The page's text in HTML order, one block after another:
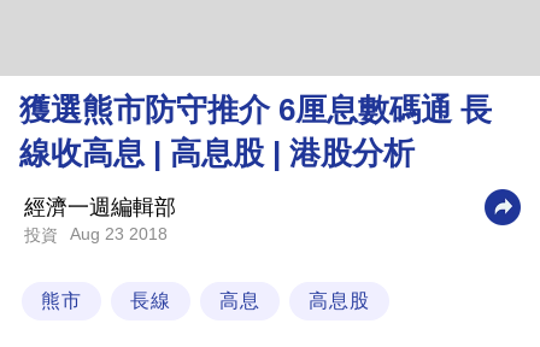
理
財
業
科
獲選熊市防守推介 6厘息數碼通 長
線收高息 | 高息股 | 港股分析
經濟一週編輯部
投資 Aug 23 2018
熊市 長線 高息 高息股